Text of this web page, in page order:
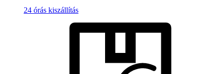
24 órás kiszállítás